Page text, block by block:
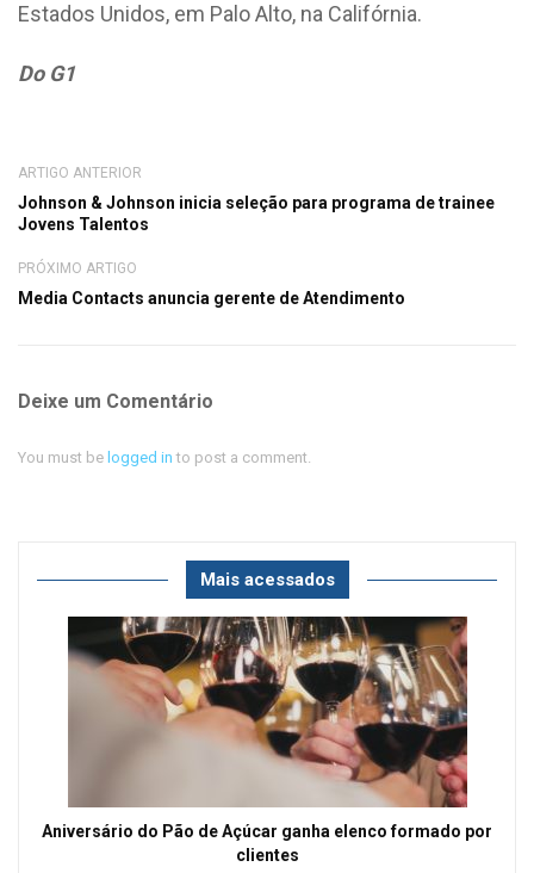
Estados Unidos, em Palo Alto, na Califórnia.
Do G1
ARTIGO ANTERIOR
Johnson & Johnson inicia seleção para programa de trainee
Jovens Talentos
PRÓXIMO ARTIGO
Media Contacts anuncia gerente de Atendimento
Deixe um Comentário
You must be logged in to post a comment.
Mais acessados
Aniversário do Pão de Açúcar ganha elenco formado por
clientes